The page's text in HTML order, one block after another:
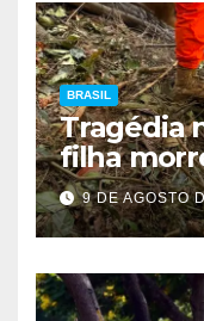
BRASIL
Tragédia
filha
9 DE AGOSTO